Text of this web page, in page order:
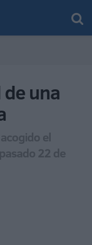
una
el
22 de